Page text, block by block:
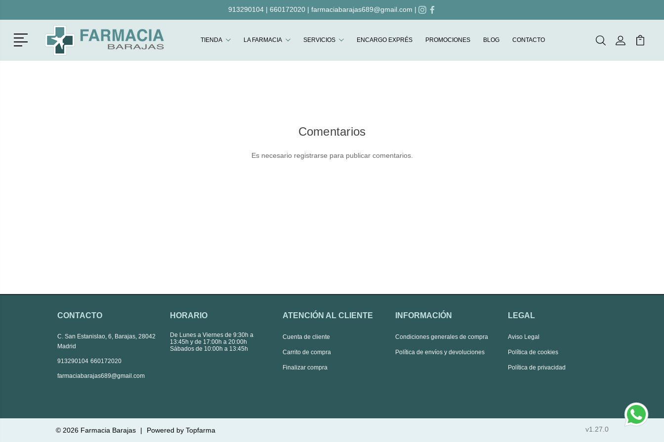
913290104| 660172020| farmaciabarajas689@gmail.com |
Menú TIENDA LA FARMACIA SERVICIOS ENCARGO EXPRÉS PROMOCIONES BLOG CONTACTO BuscarMi Cuenta
Mi
Comentarios
Es necesario registrarse para publicar comentarios.
CONTACTO
C. San Estanislao, 6, Barajas, 28042
Madrid
913290104 660172020
farmaciabarajas689@gmail.com
HORARIO
De Lunes a Viernes de 9:30h a
13:45h y de 17:00h a 20:00h
Sábados de 10:00h a 13:45h
ATENCIÓN AL CLIENTE
Cuenta de cliente
Carrito de compra
Finalizar compra
INFORMACIÓN
Condiciones generales de compra
Política de envíos y devoluciones
LEGAL
Aviso Legal
Política de cookies
Política de privacidad
© 2026 Farmacia Barajas | Powered by Topfarma v1.27.0